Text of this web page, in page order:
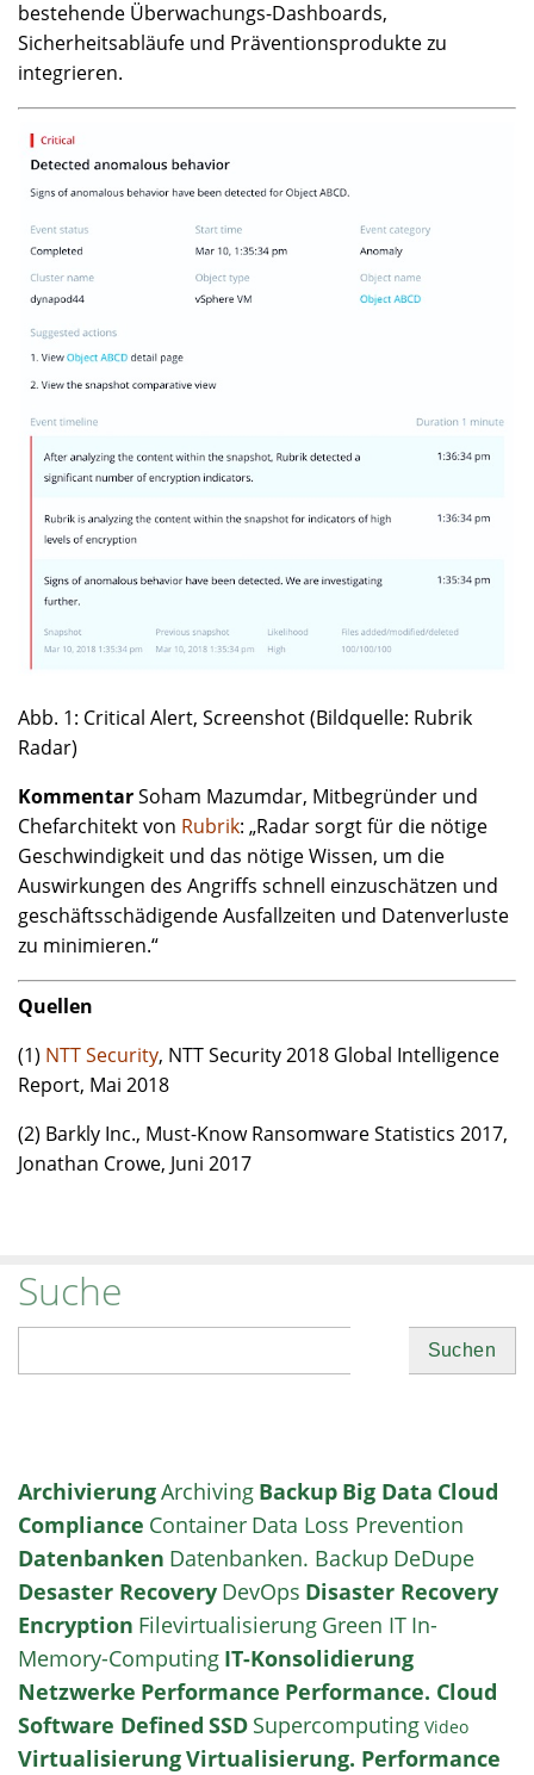
bestehende Überwachungs-Dashboards,
Sicherheitsabläufe und Präventionsprodukte zu
integrieren.
Abb. 1: Critical Alert, Screenshot (Bildquelle: Rubrik
Radar)
KommentarSoham Mazumdar, Mitbegründer und
Chefarchitekt von Rubrik: „Radar sorgt für die nötige
Geschwindigkeit und das nötige Wissen, um die
Auswirkungen des Angriffs schnell einzuschätzen und
geschäftsschädigende Ausfallzeiten und Datenverluste
zu minimieren.“
Quellen
(1) NTT Security, NTT Security 2018 Global Intelligence
Report, Mai 2018
(2) Barkly Inc., Must-Know Ransomware Statistics 2017,
Jonathan Crowe, Juni 2017
Suche
ArchivierungArchiving Backup Big Data Cloud
Compliance Container Data Loss Prevention
Datenbanken Datenbanken. Backup DeDupe
Desaster Recovery DevOps Disaster Recovery
Encryption Filevirtualisierung Green IT In-
Memory-Computing IT-Konsolidierung
Netzwerke Performance Performance. Cloud
Software Defined SSD Supercomputing Video
VirtualisierungVirtualisierung. Performance